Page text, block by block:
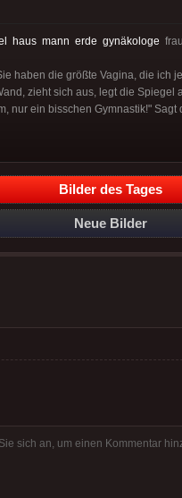
haus mann erde gynäkologe
haben die größte Vagina, die ich
zieht sich aus, legt die Spiegel
nur ein bisschen Gymnastik!"
Bilder des Tages
Neue Bilder
sich an, um einen Kommentar